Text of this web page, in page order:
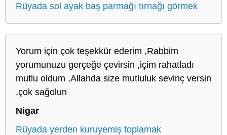
Rüyada sol ayak baş parmağı tırnağı görmek
Yorum için çok teşekkür ederim ,Rabbim
yorumunuzu gerçeğe çevirsin ,içim rahatladı
mutlu oldum ,Allahda size mutluluk sevinç versin
,çok sağolun
Nigar
Rüyada yerden kuruyemiş toplamak